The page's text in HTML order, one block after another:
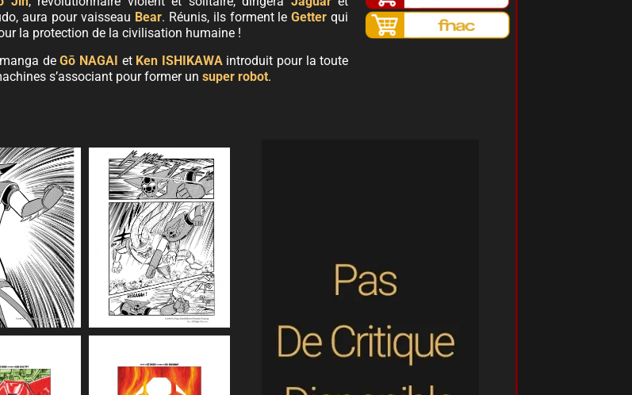
aura pour vaisseau Bear. Réunis, ils forment leGetter qui
la protection de la civilisation humaine !
deGō NAGAI et Ken ISHIKAWAintroduit pour la toute
s’associant pour former un super robot.